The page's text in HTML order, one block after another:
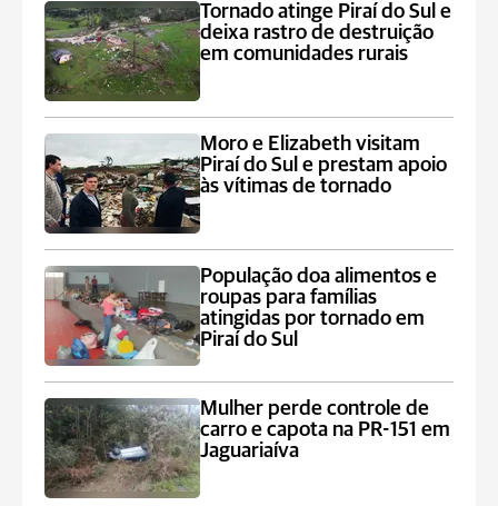
Tornado atinge Piraí do Sul e
deixa rastro de destruição
em comunidades rurais
Moro e Elizabeth visitam
Piraí do Sul e prestam apoio
às vítimas de tornado
População doa alimentos e
roupas para famílias
atingidas por tornado em
Piraí do Sul
Mulher perde controle de
carro e capota na PR-151 em
Jaguariaíva